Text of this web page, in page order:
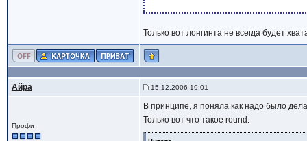
Только вот лонгинта не всегда будет
Айра 15.12.2006 19:01
Профи
В принципе, я поняла как надо было
Только вот что такое round: